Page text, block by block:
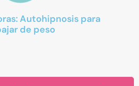
Autohipnosis para
de peso